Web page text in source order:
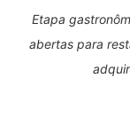
Etapa
abertas para